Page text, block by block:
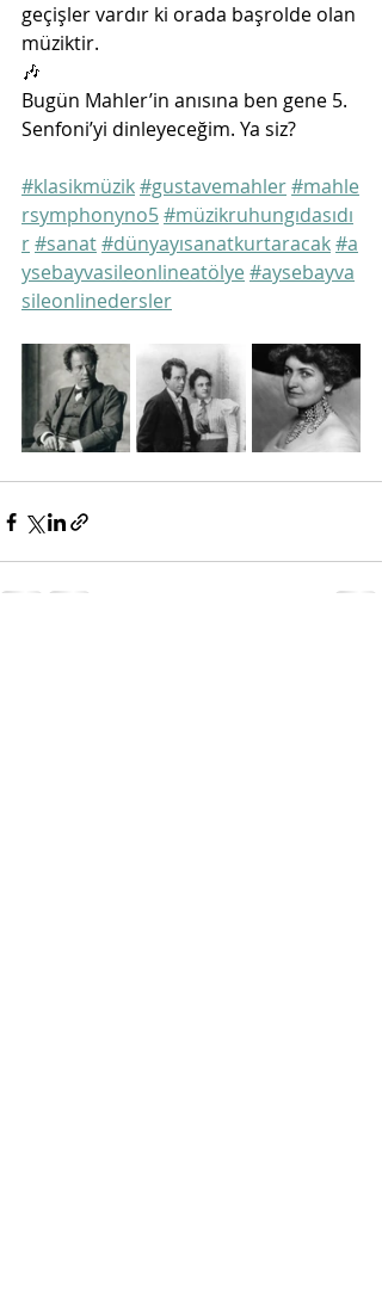
geçişler vardır ki orada başrolde olan
müziktir.
🎶
Bugün Mahler’in anısına ben gene 5.
Senfoni’yi dinleyeceğim. Ya siz?
#klasikmüzik#gustavemahler#mahle
rsymphonyno5#müzikruhungıdasıdı
r#sanat#dünyayısanatkurtaracak#a
ysebayvasileonlineatölye #aysebayva
sileonlinedersler